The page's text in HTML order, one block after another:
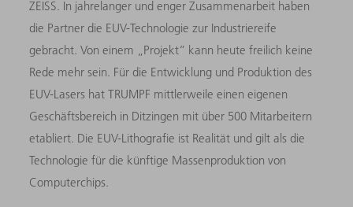
ZEISS. In jahrelanger und enger Zusammenarbeit haben
die Partner die EUV-Technologie zur Industriereife
gebracht. Von einem „Projekt“ kann heute freilich keine
Rede mehr sein. Für die Entwicklung und Produktion des
EUV-Lasers hat TRUMPF mittlerweile einen eigenen
Geschäftsbereich in Ditzingen mit über 500 Mitarbeitern
etabliert. Die EUV-Lithografie ist Realität und gilt als die
Technologie für die künftige Massenproduktion von
Computerchips.